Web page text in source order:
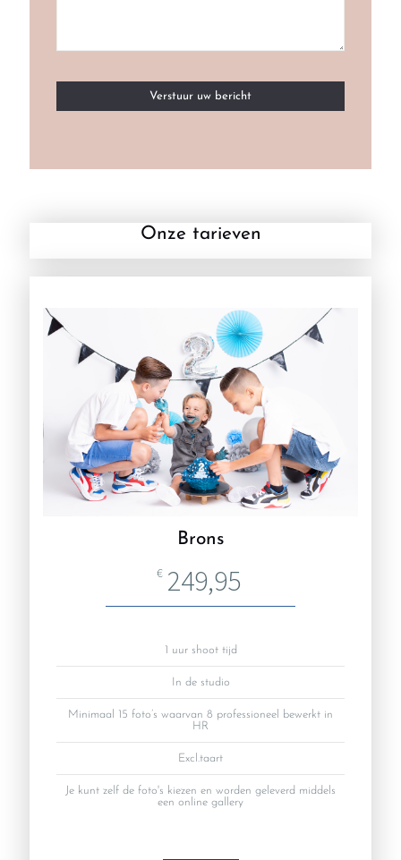
Onze tarieven
Brons
€ 249,95
1 uur shoot tijd
In de studio
Minimaal 15 foto’s waarvan 8 professioneel bewerkt in
HR
Excl.taart
Je kunt zelf de foto's kiezen en worden geleverd middels
een online gallery